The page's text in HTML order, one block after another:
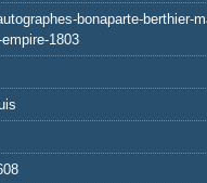
bonaparte-berthier-
1803